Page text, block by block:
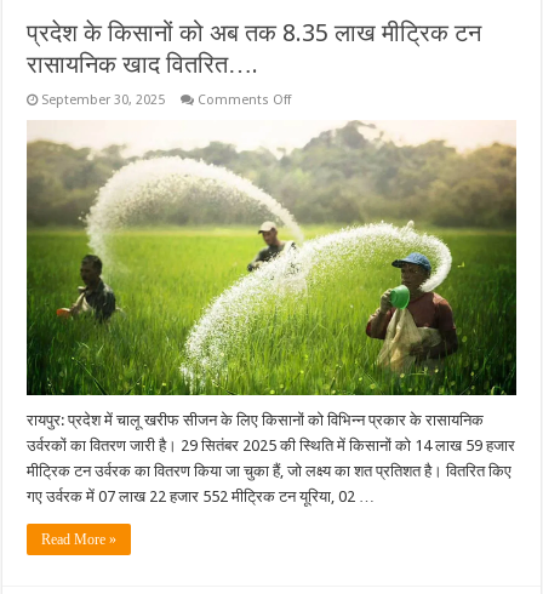
प्रदेश के किसानों को अब तक 8.35 लाख मीट्रिक टन
रासायनिक खाद वितरित….
September 30, 2025 Comments Offon
किसानों
को
अब
तक
8.35
लाख
मीट्रिक
टन
रासायनिक
खाद
वितरित….
रायपुर: प्रदेश में चालू खरीफ सीजन के लिए किसानों को विभिन्न प्रकार के रासायनिक
उर्वरकों का वितरण जारी है। 29 सितंबर 2025 की स्थिति में किसानों को 14 लाख 59 हजार
मीट्रिक टन उर्वरक का वितरण किया जा चुका हैं, जो लक्ष्य का शत प्रतिशत है। वितरित किए
गए उर्वरक में 07 लाख 22 हजार 552 मीट्रिक टन यूरिया, 02 …
Read More »